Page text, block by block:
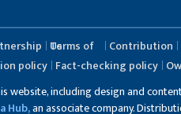
Terms of Us
Contribution
policy Fact-checking policy
website, including design and
Hub,an associate company.